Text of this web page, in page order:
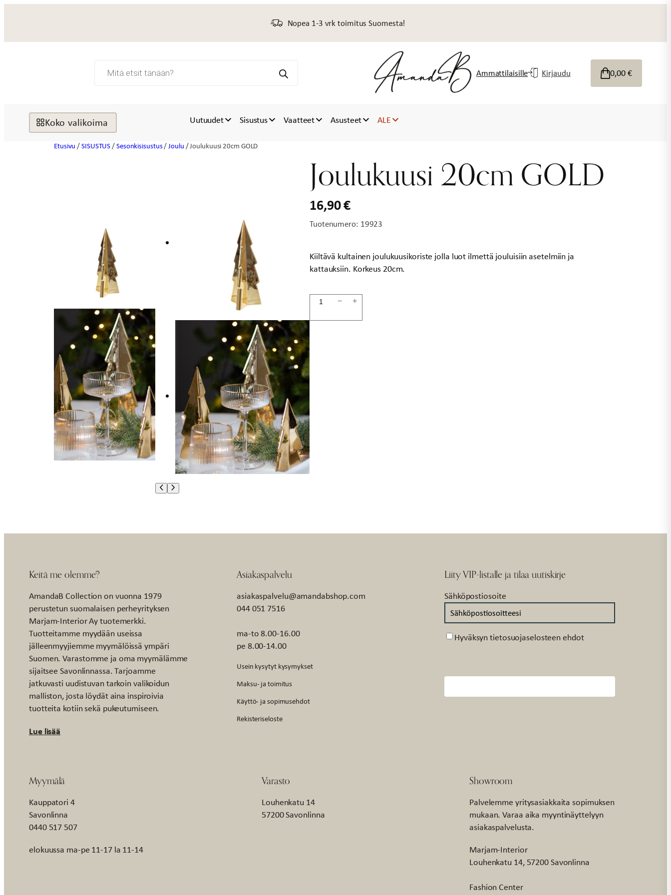
Nopea 1-3 vrk toimitus Suomesta!
search Ammattilaisille Kirjaudu 0,00€
Koko valikoima Uutuudet Sisustus Vaatteet Asusteet ALE
Etusivu /SISUSTUS/Sesonkisisustus/Joulu / Joulukuusi 20cm GOLD
Joulukuusi 20cm GOLD
16,90€
Tuotenumero: 19923
Kiiltävä kultainen joulukuusikoriste jolla luot ilmettä jouluisiin asetelmiin ja
kattauksiin. Korkeus 20cm.
Joulukuusi
− +
Keitä me olemme?
AmandaB Collection on vuonna 1979
perustetun suomalaisen perheyrityksen
Marjam-Interior Ay tuotemerkki.
Tuotteitamme myydään useissa
jälleenmyyjiemme myymälöissä ympäri
Suomen. Varastomme ja oma myymälämme
sijaitsee Savonlinnassa. Tarjoamme
jatkuvasti uudistuvan tarkoin valikoidun
malliston, josta löydät aina inspiroivia
tuotteita kotiin sekä pukeutumiseen.
Lue lisää
Asiakaspalvelu
asiakaspalvelu@amandabshop.com
044 051 7516
ma-to 8.00-16.00
pe 8.00-14.00
Usein kysytyt kysymykset
Maksu- ja toimitus
Käyttö- ja sopimusehdot
Rekisteriseloste
Liity VIP-listalle ja tilaa uutiskirje
Sähköpostiosoite
Suostumus
Hyväksyn tietosuojaselosteen ehdot
Myymälä
Kauppatori 4
Savonlinna
0440 517 507
elokuussa ma-pe 11-17 la 11-14
Varasto
Louhenkatu 14
57200 Savonlinna
Showroom
Palvelemme yritysasiakkaita sopimuksen
mukaan. Varaa aika myyntinäyttelyyn
asiakaspalvelusta.
Marjam-Interior
Louhenkatu 14, 57200 Savonlinna
Fashion Center